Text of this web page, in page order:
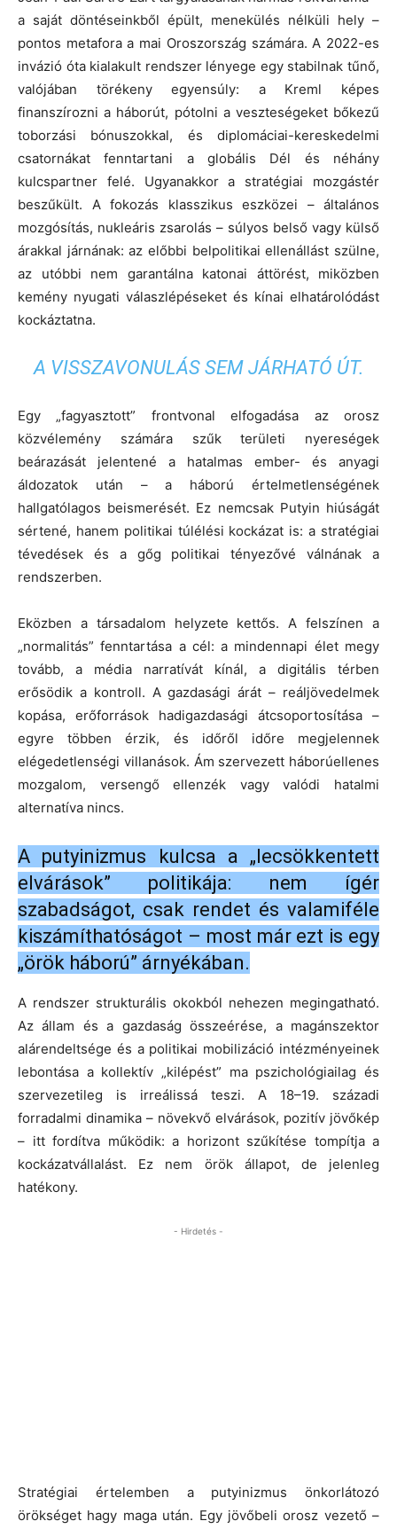
a saját döntéseinkből épült, menekülés nélküli hely –
pontos metafora a mai Oroszország számára. A 2022-es
invázió óta kialakult rendszer lényege egy stabilnak tűnő,
valójában törékeny egyensúly: a Kreml képes
finanszírozni a háborút, pótolni a veszteségeket bőkezű
toborzási bónuszokkal, és diplomáciai-kereskedelmi
csatornákat fenntartani a globális Dél és néhány
kulcspartner felé. Ugyanakkor a stratégiai mozgástér
beszűkült. A fokozás klasszikus eszközei – általános
mozgósítás, nukleáris zsarolás – súlyos belső vagy külső
árakkal járnának: az előbbi belpolitikai ellenállást szülne,
az utóbbi nem garantálna katonai áttörést, miközben
kemény nyugati válaszlépéseket és kínai elhatárolódást
kockáztatna.
A VISSZAVONULÁS SEM JÁRHATÓ ÚT.
Egy „fagyasztott” frontvonal elfogadása az orosz
közvélemény számára szűk területi nyereségek
beárazását jelentené a hatalmas ember- és anyagi
áldozatok után – a háború értelmetlenségének
hallgatólagos beismerését. Ez nemcsak Putyin hiúságát
sértené, hanem politikai túlélési kockázat is: a stratégiai
tévedések és a gőg politikai tényezővé válnának a
rendszerben.
Eközben a társadalom helyzete kettős. A felszínen a
„normalitás” fenntartása a cél: a mindennapi élet megy
tovább, a média narratívát kínál, a digitális térben
erősödik a kontroll. A gazdasági árát – reáljövedelmek
kopása, erőforrások hadigazdasági átcsoportosítása –
egyre többen érzik, és időről időre megjelennek
elégedetlenségi villanások. Ám szervezett háborúellenes
mozgalom, versengő ellenzék vagy valódi hatalmi
alternatíva nincs.
A putyinizmus kulcsa a „lecsökkentett
elvárások” politikája: nem ígér
szabadságot, csak rendet és valamiféle
kiszámíthatóságot – most már ezt is egy
„örök háború” árnyékában.
A rendszer strukturális okokból nehezen megingatható.
Az állam és a gazdaság összeérése, a magánszektor
alárendeltsége és a politikai mobilizáció intézményeinek
lebontása a kollektív „kilépést” ma pszichológiailag és
szervezetileg is irreálissá teszi. A 18–19. századi
forradalmi dinamika – növekvő elvárások, pozitív jövőkép
– itt fordítva működik: a horizont szűkítése tompítja a
kockázatvállalást. Ez nem örök állapot, de jelenleg
hatékony.
- Hirdetés -
Stratégiai értelemben a putyinizmus önkorlátozó
örökséget hagy maga után. Egy jövőbeli orosz vezető –